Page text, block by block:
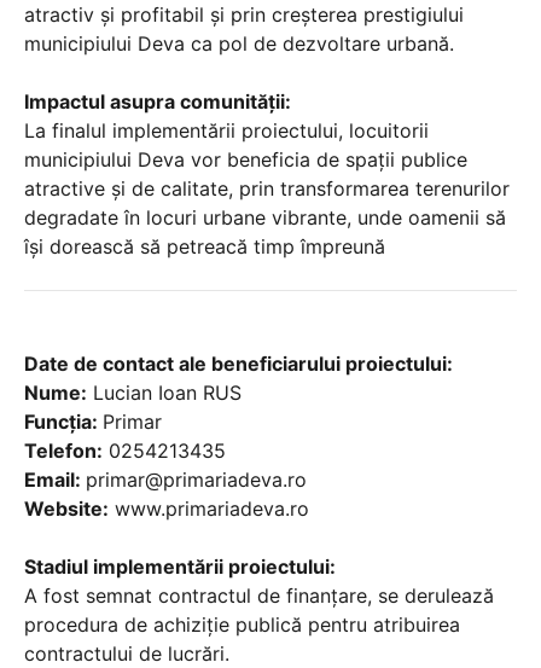
atractiv și profitabil și prin creșterea prestigiului
municipiului Deva ca pol de dezvoltare urbană.
Impactul asupra comunității:
La finalul implementării proiectului, locuitorii
municipiului Deva vor beneficia de spații publice
atractive și de calitate, prin transformarea terenurilor
degradate în locuri urbane vibrante, unde oamenii să
își dorească să petreacă timp împreună
Date de contact ale beneficiarului proiectului:
Nume: Lucian Ioan RUS
Funcția: Primar
Telefon: 0254213435
Email: primar@primariadeva.ro
Website: www.primariadeva.ro
Stadiul implementării proiectului:
A fost semnat contractul de finanţare, se derulează
procedura de achiziţie publică pentru atribuirea
contractului de lucrări.